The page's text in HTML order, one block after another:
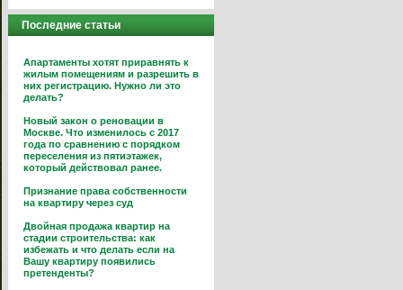
Последние статьи
Апартаменты хотят приравнять к
жилым помещениям и разрешить в
них регистрацию. Нужно ли это
делать?
Новый закон о реновации в
Москве. Что изменилось с 2017
года по сравнению с порядком
переселения из пятиэтажек,
который действовал ранее.
Признание права собственности
на квартиру через суд
Двойная продажа квартир на
стадии строительства: как
избежать и что делать если на
Вашу квартиру появились
претенденты?